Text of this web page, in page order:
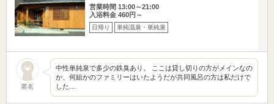
営業時間 13:00～21:00
入浴料金 460円～
日帰り 単純温泉・単純泉
匿名
中性単純泉で多少の鉄臭あり。 ここは貸し切りの方がメインなの
か、何組かのファミリーはいたようだが共同風呂の方は私だけで
した…